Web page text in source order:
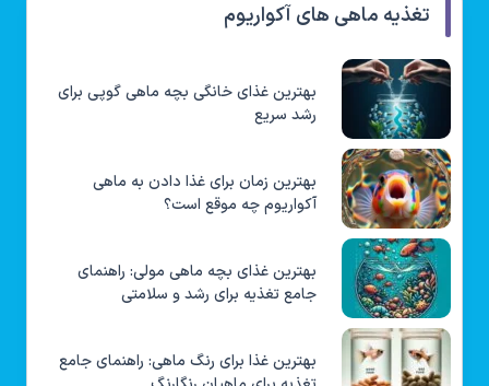
تغذیه ماهی های آکواریوم
بهترین غذای خانگی بچه ماهی گوپی برای
رشد سریع
بهترین زمان برای غذا دادن به ماهی
آکواریوم چه موقع است؟
بهترین غذای بچه ماهی مولی: راهنمای
جامع تغذیه برای رشد و سلامتی
بهترین غذا برای رنگ ماهی: راهنمای جامع